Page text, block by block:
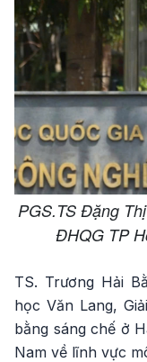
PGS.TS Đặng
ĐHQG TP
TS. Trương Hải
học Văn Lang,
bằng sáng chế ở
Nam về lĩnh vực